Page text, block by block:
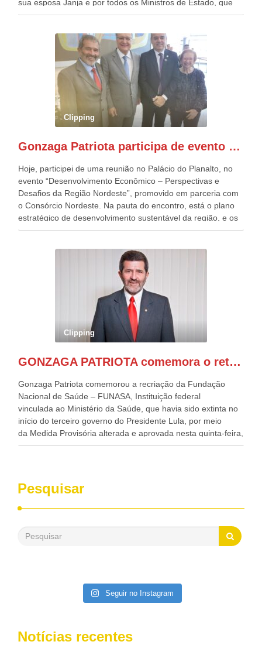
sua esposa Janja e por todos os Ministros de Estado, que
estavam presentes, nos Desfiles da Independência da
outros desfiles, na Esplanada dos Ministérios, disse ter sido
o deste ano, o maior e o mais organizado de todos. “Há
quatro décadas, como Patriota até no nome, participo
anualmente dos desfiles de Sete de Setembro, na
Esplanada dos Ministérios, em Brasília. Este ano, o governo
preparou espaços com cadeiras e coberturas, para 30.000
pessoas, só que o número de Patriotas Brasileiros
Independentes, dobrou na Esplanada. Eu, Lula e os
Patriota.
Clipping
Gonzaga Patriota participa de evento em prol do desenvolvimento do Nordeste
Hoje, participei de uma reunião no Palácio do Planalto, no
evento “Desenvolvimento Econômico – Perspectivas e
Desafios da Região Nordeste”, promovido em parceria com
o Consórcio Nordeste. Na pauta do encontro, está o plano
estratégico de desenvolvimento sustentável da região, e os
desafios para a elaboração de políticas públicas, que
evento contou com a presença do Vice-presidente Geraldo
Alckmin, que também ocupa o Ministério do
Desenvolvimento, Indústria, Comércio e Serviços, o ex
governador de Pernambuco, agora Presidente do Banco do
Nordeste, Paulo Câmara, o ex Deputado Federal, e
atualmente Superintendente da SUDENE, Danilo Cabral, da
Governadora de Pernambuco, Raquel Lyra, os ministros da
Casa Civil, Rui Costa, e da Integração e do Desenvolvimento
de todo Nordeste que também ajudam a fomentar o
Clipping
GONZAGA PATRIOTA comemora o retorno da FUNASA
Gonzaga Patriota comemorou a recriação da Fundação
Nacional de Saúde – FUNASA, Instituição federal
vinculada ao Ministério da Saúde, que havia sido extinta no
início do terceiro governo do Presidente Lula, por meio
da Medida Provisória alterada e aprovada nesta quinta-feira,
pelo Congresso Nacional. Gonzaga Patriota disse hoje em
desenvolvimento dos seus municípios e, somente o ano
passado, essa Fundação distribuiu mais de três bilhões de
reais, com suas maravilhosas ações, dentre alas, mais de
saneamento básico, em pequenas comunidades rurais.
Patriota disse ainda que, mesmo sem mandato,
Pesquisar
Seguir no Instagram
Notícias recentes